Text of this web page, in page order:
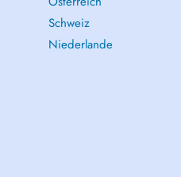
Schweiz
Niederlande